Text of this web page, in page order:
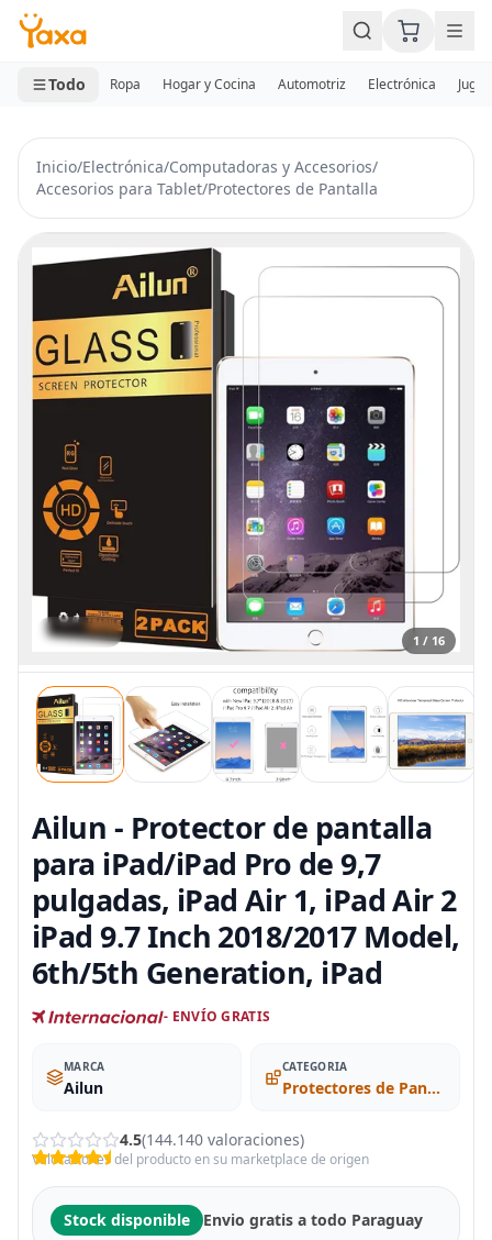
MINI CARRITO
0 productos
Todo Ropa Hogar y Cocina Automotriz Electrónica
Inicio/Electrónica/Computadoras y Accesorios/
Accesorios para Tablet/Protectores de Pantalla
1 / 16
Ailun - Protector de pantalla
para iPad/iPad Pro de 9,7
pulgadas, iPad Air 1, iPad Air 2
iPad 9.7 Inch 2018/2017 Model,
6th/5th Generation, iPad
- ENVÍO GRATIS
MARCA
Ailun
CATEGORIA
Protectores de Pantalla
4.5(144.140 valoraciones)
Valoraciones del producto en su marketplace de origen
Stock disponible Envio gratis a todo Paraguay